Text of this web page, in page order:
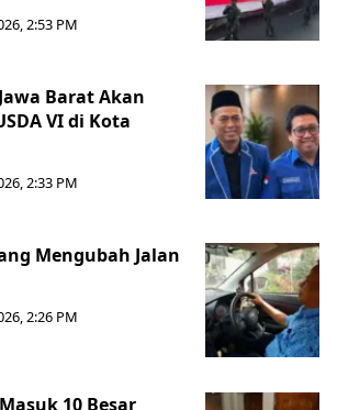
2:53 PM
Barat Akan
VI di Kota
2:33 PM
Mengubah Jalan
2:26 PM
10 Besar